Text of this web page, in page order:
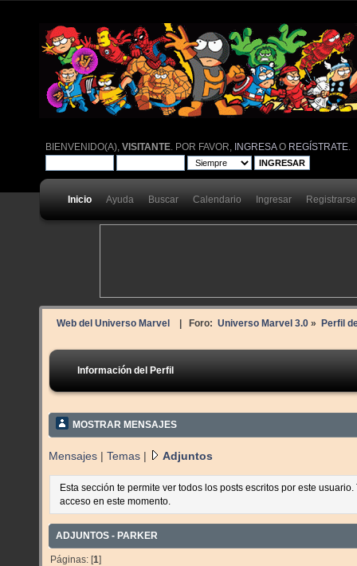
BIENVENIDO(A),VISITANTE . POR FAVOR, INGRESAO REGÍSTRATE
Inicio Ayuda Buscar Calendario Ingresar Registrarse
Web del Universo Marvel | Foro: Universo Marvel 3.0» Perfil
Información del Perfil
MOSTRAR MENSAJES
Mensajes | Temas | Adjuntos
Esta sección te permite ver todos los posts escritos por este
acceso en este momento.
ADJUNTOS - PARKER
Páginas: [1]